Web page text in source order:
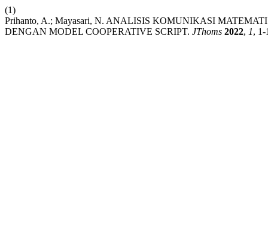
(1)
Prihanto, A.; Mayasari, N. ANALISIS KOMUNIKASI
DENGAN MODEL COOPERATIVE SCRIPT. JThoms 2022, 1, 1-